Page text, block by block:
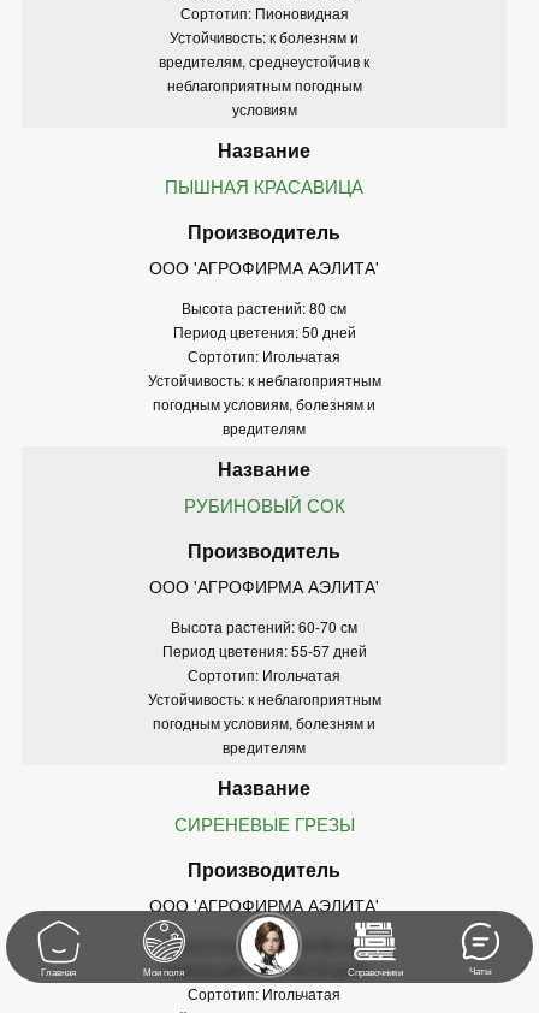
Сортотип: Пионовидная
Устойчивость: к болезням и
вредителям, среднеустойчив к
неблагоприятным погодным
условиям
ПЫШНАЯ КРАСАВИЦА
ООО 'АГРОФИРМА АЭЛИТА'
Высота растений: 80 см
Период цветения: 50 дней
Сортотип: Игольчатая
Устойчивость: к неблагоприятным
погодным условиям, болезням и
вредителям
РУБИНОВЫЙ СОК
ООО 'АГРОФИРМА АЭЛИТА'
Высота растений: 60-70 см
Период цветения: 55-57 дней
Сортотип: Игольчатая
Устойчивость: к неблагоприятным
погодным условиям, болезням и
вредителям
СИРЕНЕВЫЕ ГРЕЗЫ
ООО 'АГРОФИРМА АЭЛИТА'
Высота растений: 65-80 см
Период цветения: 50-53 дней
Сортотип: Игольчатая
Главная Мои поля Справочники Чаты